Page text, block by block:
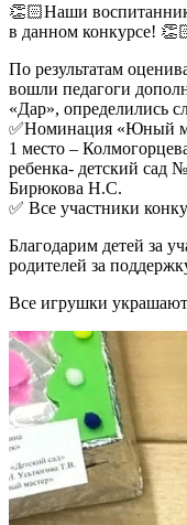
👏🏻Наши
в данном конкурсе!
По результатам
вошли педагоги
«Дар», определились
✅Номинация «Юный
1 место –
ребенка- детский сад
Бирюкова Н.С.
✅ Все участники
Благодарим детей за
родителей за
Все игрушки